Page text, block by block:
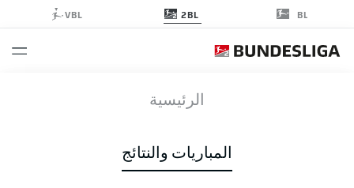
BL
2BL
VBL
الرئيسية
المباريات والنتائج
2
0